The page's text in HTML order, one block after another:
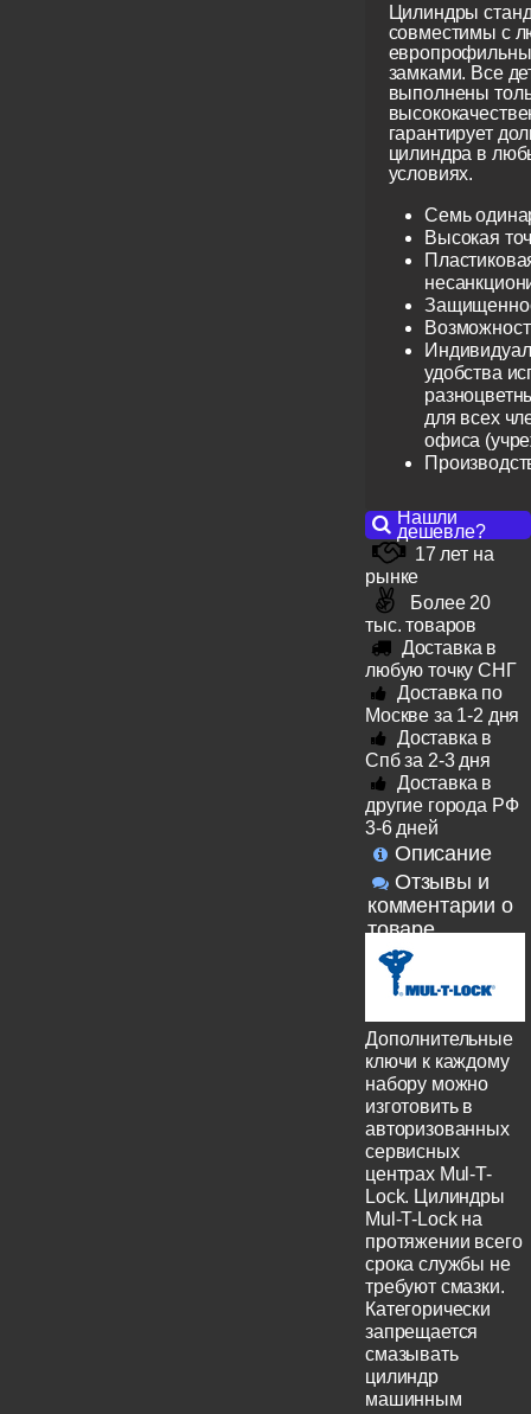
Цилиндры
совместимы с
замками. Все
выполнены
гарантирует
цилиндра в
условиях.
Семь
Высокая
удобства
для всех
офиса
Нашли
дешевле?
17 лет на
рынке
Более 20
тыс. товаров
Доставка в
любую точку СНГ
Доставка по
Москве за 1-2 дня
Доставка в
Спб за 2-3 дня
Доставка в
другие города РФ
3-6 дней
Описание
Отзывы и
комментарии о
товаре
Дополнительные
ключи к каждому
набору можно
изготовить в
авторизованных
сервисных
центрах Mul-T-
Lock. Цилиндры
Mul-T-Lock на
протяжении всего
срока службы не
требуют смазки.
Категорически
запрещается
смазывать
цилиндр
машинным